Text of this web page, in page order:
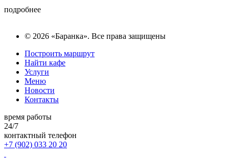
подробнее
© 2026 «Баранка». Все права защищены
Построить маршрут
Найти кафе
Услуги
Меню
Новости
Контакты
время работы
24/7
контактный телефон
+7 (902) 033 20 20